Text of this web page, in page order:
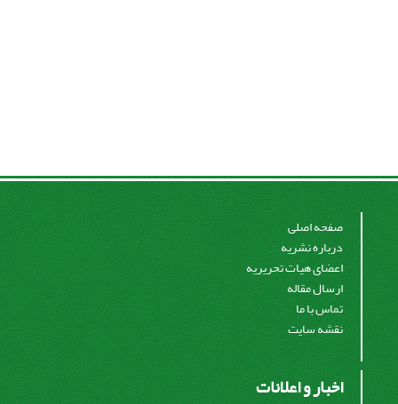
صفحه اصلی
درباره نشریه
اعضای هیات تحریریه
ارسال مقاله
تماس با ما
نقشه سایت
اخبار و اعلانات